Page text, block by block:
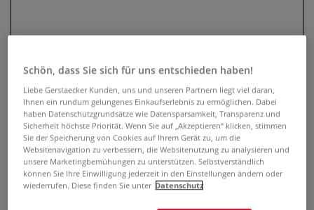
Speedball® Siebdruck-Textilfarbe
Opak, Starter-Set
0 Bewertungen
Schön, dass Sie sich für uns entschieden haben!
Liebe Gerstaecker Kunden, uns und unseren Partnern liegt viel daran,
Ihnen ein rundum gelungenes Einkaufserlebnis zu ermöglichen. Dabei
haben Datenschutzgrundsätze wie Datensparsamkeit, Transparenz und
Sicherheit höchste Priorität. Wenn Sie auf „Akzeptieren“ klicken, stimmen
Sie der Speicherung von Cookies auf Ihrem Gerät zu, um die
Websitenavigation zu verbessern, die Websitenutzung zu analysieren und
unsere Marketingbemühungen zu unterstützen. Selbstverständlich
können Sie Ihre Einwilligung jederzeit in den Einstellungen ändern oder
wiederrufen. Diese finden Sie unter Datenschutz